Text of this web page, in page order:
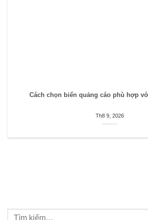
Cách chọn biển quảng cáo phù hợp
Th8 9, 2026